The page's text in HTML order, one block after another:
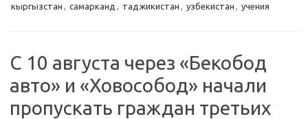
кыргызстан , самарканд , таджикистан , узбекистан , учения
С 10 августа через «Бекобод
авто» и «Ховособод» начали
пропускать граждан третьих